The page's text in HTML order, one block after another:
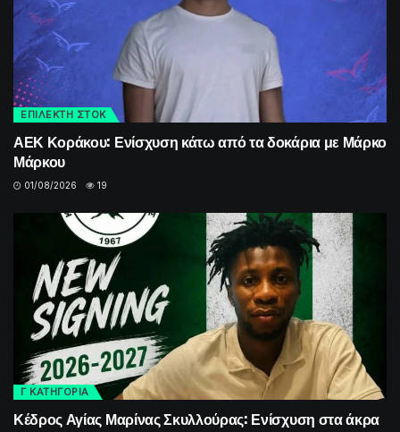
ΕΠΙΛΕΚΤΗ ΣΤΟΚ
ΑΕΚ Κοράκου: Ενίσχυση κάτω από τα δοκάρια με Μάρκο
Μάρκου
01/08/2026 19
Γ ΚΑΤΗΓΟΡΙΑ
Κέδρος Αγίας Μαρίνας Σκυλλούρας: Ενίσχυση στα άκρα